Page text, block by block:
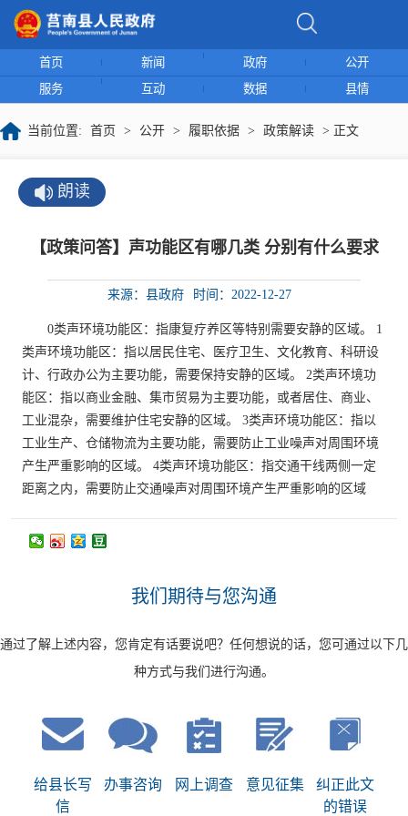
首页 新闻 政府
公开
服务
互动 数据 县情
当前位置: 首页 > 公开 > 履职依据 > 政策解读 > 正文
朗读
【政策问答】声功能区有哪几类 分别有什么要求
来源：县政府 时间：2022-12-27
0类声环境功能区：指康复疗养区等特别需要安静的区域。 1
类声环境功能区：指以居民住宅、医疗卫生、文化教育、科研设
计、行政办公为主要功能，需要保持安静的区域。 2类声环境功
能区：指以商业金融、集市贸易为主要功能，或者居住、商业、
工业混杂，需要维护住宅安静的区域。 3类声环境功能区：指以
工业生产、仓储物流为主要功能，需要防止工业噪声对周围环境
产生严重影响的区域。 4类声环境功能区：指交通干线两侧一定
距离之内，需要防止交通噪声对周围环境产生严重影响的区域
我们期待与您沟通
通过了解上述内容，您肯定有话要说吧？任何想说的话，您可通过以下几
种方式与我们进行沟通。
给县长写
信
办事咨询 网上调查 意见征集
纠正此文
的错误